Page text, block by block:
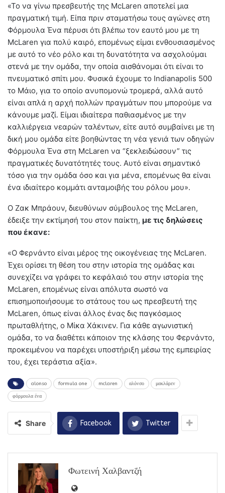
«Το να γίνω πρεσβευτής της McLaren αποτελεί μια
πραγματική τιμή. Είπα πριν σταματήσω τους αγώνες στη
Φόρμουλα Ένα πέρυσι ότι βλέπω τον εαυτό μου με τη
McLaren για πολύ καιρό, επομένως είμαι ενθουσιασμένος
με αυτό το νέο ρόλο και τη δυνατότητα να ασχολούμαι
στενά με την ομάδα, την οποία αισθάνομαι ότι είναι το
πνευματικό σπίτι μου. Φυσικά έχουμε το Indianapolis 500
το Μάιο, για το οποίο ανυπομονώ τρομερά, αλλά αυτό
είναι απλά η αρχή πολλών πραγμάτων που μπορούμε να
κάνουμε μαζί. Είμαι ιδιαίτερα παθιασμένος με την
καλλιέργεια νεαρών ταλέντων, είτε αυτό συμβαίνει με τη
δική μου ομάδα είτε βοηθώντας τη νέα γενιά των οδηγών
Φόρμουλα Ένα στη McLaren να “ξεκλειδώσουν” τις
πραγματικές δυνατότητές τους. Αυτό είναι σημαντικό
τόσο για την ομάδα όσο και για μένα, επομένως θα είναι
ένα ιδιαίτερο κομμάτι ανταμοιβής του ρόλου μου».
Ο Ζακ Μπράουν, διευθύνων σύμβουλος της McLaren,
έδειξε την εκτίμησή του στον παίκτη, με τις δηλώσεις
που έκανε:
«Ο Φερνάντο είναι μέρος της οικογένειας της McLaren.
Έχει ορίσει τη θέση του στην ιστορία της ομάδας και
συνεχίζει να γράφει το κεφάλαιό του στην ιστορία της
McLaren, επομένως είναι απόλυτα σωστό να
επισημοποιήσουμε το στάτους του ως πρεσβευτή της
McLaren, όπως είναι άλλος ένας δις παγκόσμιος
πρωταθλήτης, ο Μίκα Χάκινεν. Για κάθε αγωνιστική
ομάδα, το να διαθέτει κάποιον της κλάσης του Φερνάντο,
προκειμένου να παρέχει υποστήριξη μέσω της εμπειρίας
του, έχει τεράστια αξία».
alonso formula one mclaren αλόνσο μακλάρεν
φόρμουλα ένα
Share Facebook Twitter
Φωτεινή Χαλβαντζή